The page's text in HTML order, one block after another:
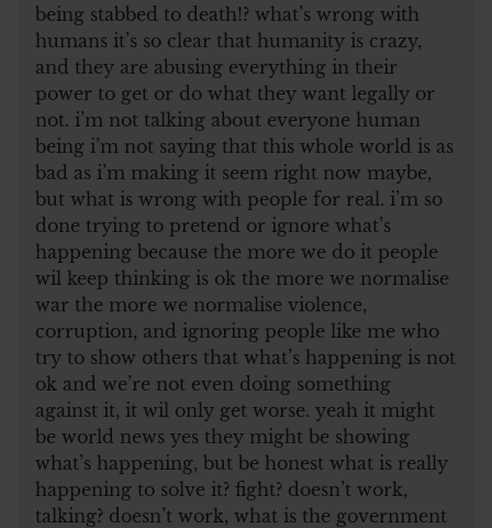
being stabbed to death!? what’s wrong with
humans it’s so clear that humanity is crazy,
and they are abusing everything in their
power to get or do what they want legally or
not. i’m not talking about everyone human
being i’m not saying that this whole world is as
bad as i’m making it seem right now maybe,
but what is wrong with people for real. i’m so
done trying to pretend or ignore what’s
happening because the more we do it people
wil keep thinking is ok the more we normalise
war the more we normalise violence,
corruption, and ignoring people like me who
try to show others that what’s happening is not
ok and we’re not even doing something
against it, it wil only get worse. yeah it might
be world news yes they might be showing
what’s happening, but be honest what is really
happening to solve it? fight? doesn’t work,
talking? doesn’t work, what is the government